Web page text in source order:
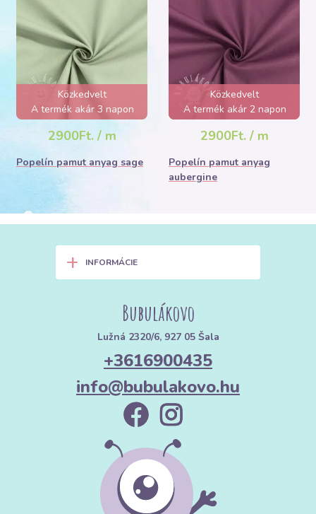
Közkedvelt
A termék akár 3 napon
belül elfogyhat!
2900Ft. / m
Popelín pamut anyag sage
Közkedvelt
A termék akár 2 napon
belül elfogyhat!
2900Ft. / m
Popelín pamut anyag
aubergine
+ INFORMÁCIE
Bubulákovo
Lužná 2320/6, 927 05 Šala
+3616900435
info@bubulakovo.hu